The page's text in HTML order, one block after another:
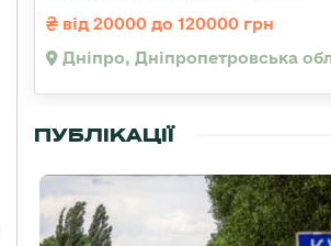
від 20000 до 120000 грн
Дніпро, Дніпропетровська
ПУБЛІКАЦІЇ